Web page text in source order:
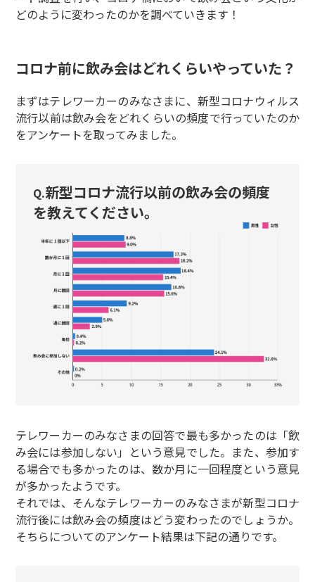
どのように変わったのかを調べていきます！
コロナ前に飲み会はどれくらいやっていた？
まずはテレワーカーのみなさまに、新型コロナウィルス
流行以前は飲み会をどれくらいの頻度で行っていたのか
をアンケートを取ってみました。
Q.新型コロナ流行以前の飲み会の頻度
を教えてください。
テレワーカーのみなさまの回答で最も多かったのは「飲
み会には参加しない」という意見でした。また、参加す
る場合でも多かったのは、数か月に一回程度という意見
が多かったようです。
それでは、そんなテレワーカーのみなさまが新型コロナ
流行後には飲み会の頻度はどう変わったのでしょうか。
そちらについてのアンケート結果は下記の通りです。